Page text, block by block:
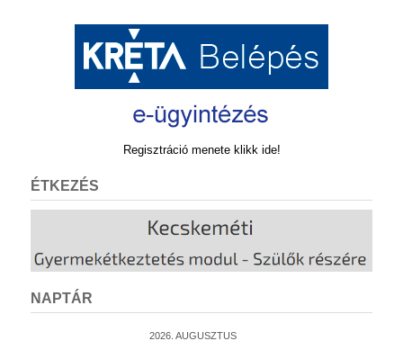
Regisztráció menete klikk ide!
ÉTKEZÉS
NAPTÁR
2026. AUGUSZTUS